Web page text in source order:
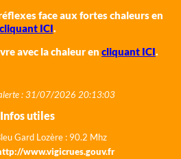
face aux fortes chaleurs en
cliquant ICI.
avec la chaleur en cliquant ICI.
: 31/07/2026 20:13:03
Infos utiles
Gard Lozère : 90.2 Mhz
www.vigicrues.gouv.fr